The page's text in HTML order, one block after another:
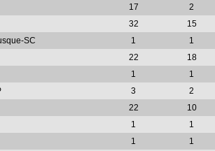
17
2
32
15
SC
1
1
22
18
1
1
3
2
22
10
1
1
1 1